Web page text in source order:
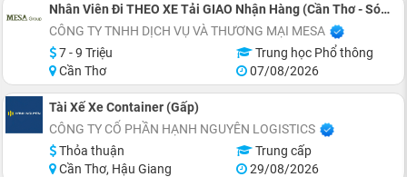
Nhân Viên Đi THEO XE Tải GIAO Nhận Hàng (Cần Thơ - Sóc Trăng)
CÔNG TY TNHH DỊCH VỤ VÀ THƯƠNG MẠI MESA
7 - 9 Triệu
Trung học Phổ thông
Cần Thơ
07/08/2026
Tài Xế Xe Container (Gấp)
CÔNG TY CỔ PHẦN HẠNH NGUYÊN LOGISTICS
Thỏa thuận
Trung cấp
Cần Thơ, Hậu Giang
29/08/2026